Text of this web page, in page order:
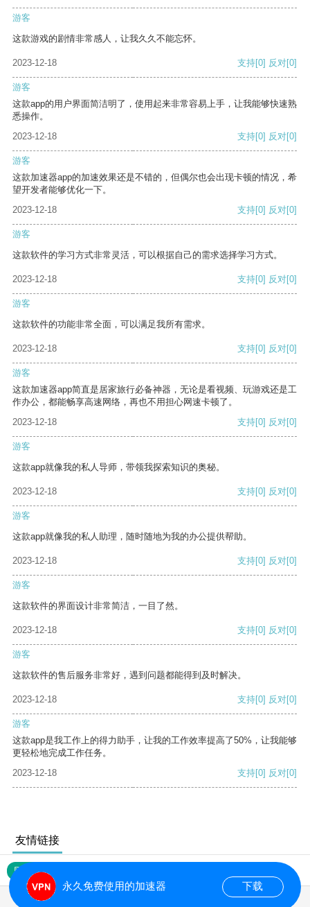
游客
这款游戏的剧情非常感人，让我久久不能忘怀。
2023-12-18 支持[0] 反对[0]
游客
这款app的用户界面简洁明了，使用起来非常容易上手，让我能够快速熟
悉操作。
2023-12-18
支持[0] 反对[0]
游客
这款加速器app的加速效果还是不错的，但偶尔也会出现卡顿的情况，希
望开发者能够优化一下。
2023-12-18
支持[0] 反对[0]
游客
这款软件的学习方式非常灵活，可以根据自己的需求选择学习方式。
2023-12-18 支持[0] 反对[0]
游客
这款软件的功能非常全面，可以满足我所有需求。
2023-12-18 支持[0] 反对[0]
游客
这款加速器app简直是居家旅行必备神器，无论是看视频、玩游戏还是工
作办公，都能畅享高速网络，再也不用担心网速卡顿了。
2023-12-18
支持[0] 反对[0]
游客
这款app就像我的私人导师，带领我探索知识的奥秘。
2023-12-18 支持[0] 反对[0]
游客
这款app就像我的私人助理，随时随地为我的办公提供帮助。
2023-12-18 支持[0] 反对[0]
游客
这款软件的界面设计非常简洁，一目了然。
2023-12-18 支持[0] 反对[0]
游客
这款软件的售后服务非常好，遇到问题都能得到及时解决。
2023-12-18 支持[0] 反对[0]
游客
这款app是我工作上的得力助手，让我的工作效率提高了50%，让我能够
更轻松地完成工作任务。
2023-12-18
支持[0] 反对[0]
友情链接
网站地图
永久免费使用的加速器 下载